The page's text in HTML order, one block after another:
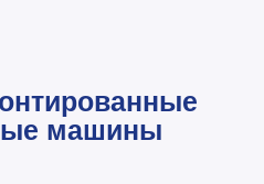
машины